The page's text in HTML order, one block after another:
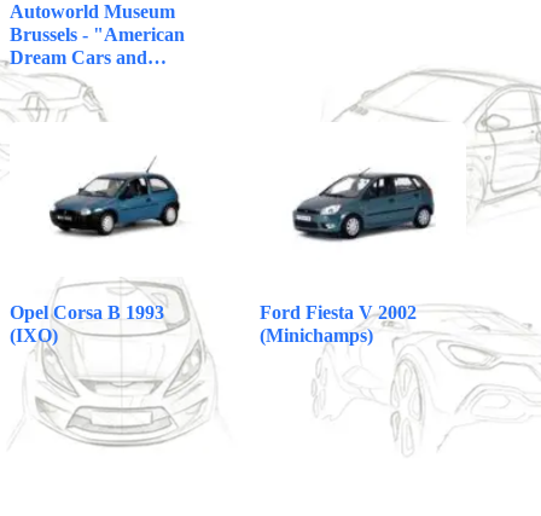
Autoworld Museum
Brussels - "American
Dream Cars and…
Opel Corsa B 1993
(IXO)
Ford Fiesta V 2002
(Minichamps)